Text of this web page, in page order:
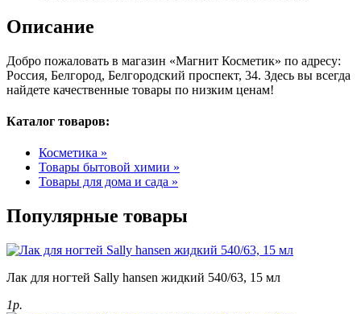
Описание
Добро пожаловать в магазин «Магнит Косметик» по адресу:
Россия, Белгород, Белгородский проспект, 34. Здесь вы всегда
найдете качественные товары по низким ценам!
Каталог товаров:
Косметика »
Товары бытовой химии »
Товары для дома и сада »
Популярные товары
Лак для ногтей Sally hansen жидкий 540/63, 15 мл
1р.